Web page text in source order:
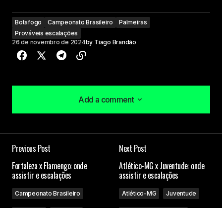
Botafogo Campeonato Brasileiro
Palmeiras
Prováveis escalações
26 de novembro de 2024by Tiago Brandão
Add a comment
Add a comment
Campos obrigatórios são marcados com*
Comment*
Previous Post
Fortaleza x Flamengo: onde
assistir e escalações
Campeonato Brasileiro
Next Post
Atlético-MG x Juventude: onde
assistir e escalações
Atlético-MG Juventude